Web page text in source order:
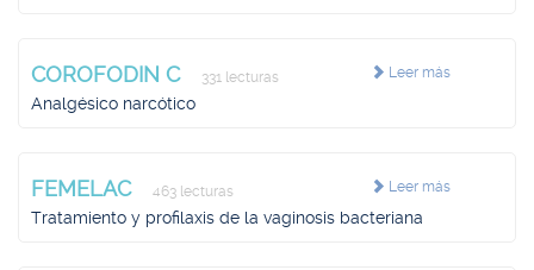
Leer más
COROFODIN C 331 lecturas
Analgésico narcótico
Leer más
FEMELAC 463 lecturas
Tratamiento y profilaxis de la vaginosis bacteriana